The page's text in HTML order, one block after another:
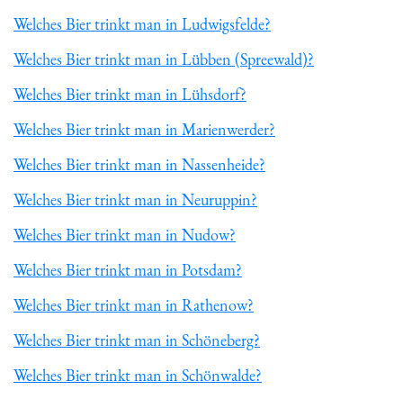
Welches Bier trinkt man in Ludwigsfelde?
Welches Bier trinkt man in Lübben (Spreewald)?
Welches Bier trinkt man in Lühsdorf?
Welches Bier trinkt man in Marienwerder?
Welches Bier trinkt man in Nassenheide?
Welches Bier trinkt man in Neuruppin?
Welches Bier trinkt man in Nudow?
Welches Bier trinkt man in Potsdam?
Welches Bier trinkt man in Rathenow?
Welches Bier trinkt man in Schöneberg?
Welches Bier trinkt man in Schönwalde?